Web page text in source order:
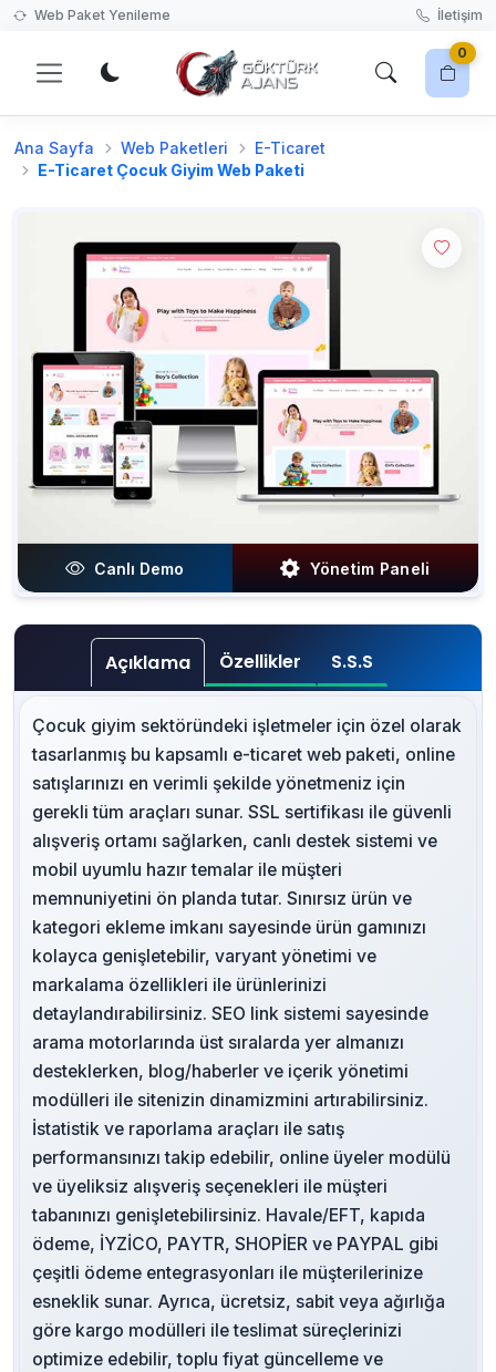
Web Paket Yenileme İletişim
0
Sepetiniz boş
Harika bir web sitesi tasarımı seçerek başlayın!
Ana Sayfa Web Paketleri
E-Ticaret
E-Ticaret Çocuk Giyim Web Paketi
Canlı Demo Yönetim Paneli
Açıklama Özellikler S.S.S
Çocuk giyim sektöründeki işletmeler için özel olarak
tasarlanmış bu kapsamlı e-ticaret web paketi, online
satışlarınızı en verimli şekilde yönetmeniz için
gerekli tüm araçları sunar. SSL sertifikası ile güvenli
alışveriş ortamı sağlarken, canlı destek sistemi ve
mobil uyumlu hazır temalar ile müşteri
memnuniyetini ön planda tutar. Sınırsız ürün ve
kategori ekleme imkanı sayesinde ürün gamınızı
kolayca genişletebilir, varyant yönetimi ve
markalama özellikleri ile ürünlerinizi
detaylandırabilirsiniz. SEO link sistemi sayesinde
arama motorlarında üst sıralarda yer almanızı
desteklerken, blog/haberler ve içerik yönetimi
modülleri ile sitenizin dinamizmini artırabilirsiniz.
İstatistik ve raporlama araçları ile satış
performansınızı takip edebilir, online üyeler modülü
ve üyeliksiz alışveriş seçenekleri ile müşteri
tabanınızı genişletebilirsiniz. Havale/EFT, kapıda
ödeme, İYZİCO, PAYTR, SHOPİER ve PAYPAL gibi
çeşitli ödeme entegrasyonları ile müşterilerinize
esneklik sunar. Ayrıca, ücretsiz, sabit veya ağırlığa
göre kargo modülleri ile teslimat süreçlerinizi
optimize edebilir, toplu fiyat güncelleme ve